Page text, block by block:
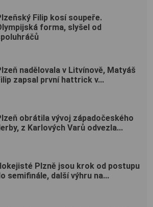
Filip kosí soupeře.
forma, slyšel od
nadělovala v Litvínově, Matyáš
zapsal první hattrick v...
obrátila vývoj západočeského
z Karlových Varů odvezla...
Plzně jsou krok od postupu
semifinále, další výhru na...